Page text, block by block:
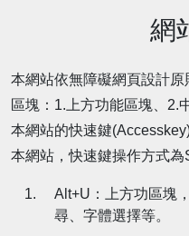
網
本網站依無障礙網頁設計
區塊：1.上方功能區塊、2.
本網站的快速鍵
本網站，快速鍵操作方式
Alt+U：上方功區塊
尋、字體選擇等。